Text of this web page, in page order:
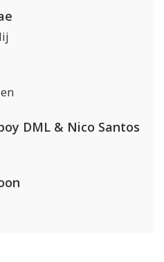
DML & Nico Santos